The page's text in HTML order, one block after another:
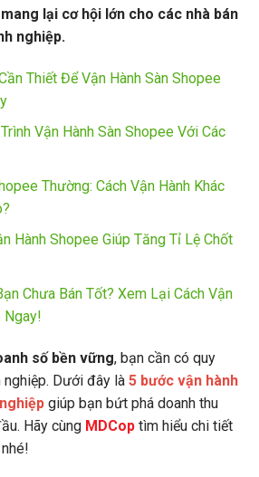
lại cơ hội lớn cho các nhà bán
nghiệp.
Thiết Để Vận Hành Sàn Shopee
Vận Hành Sàn Shopee Với Các
Thường: Cách Vận Hành Khác
Hành Shopee Giúp Tăng Tỉ Lệ Chốt
Chưa Bán Tốt? Xem Lại Cách Vận
Ngay!
số bền vững, bạn cần có quy
nghiệp. Dưới đây là 5 bước vận hành
giúp bạn bứt phá doanh thu
Hãy cùng MDCop tìm hiểu chi tiết